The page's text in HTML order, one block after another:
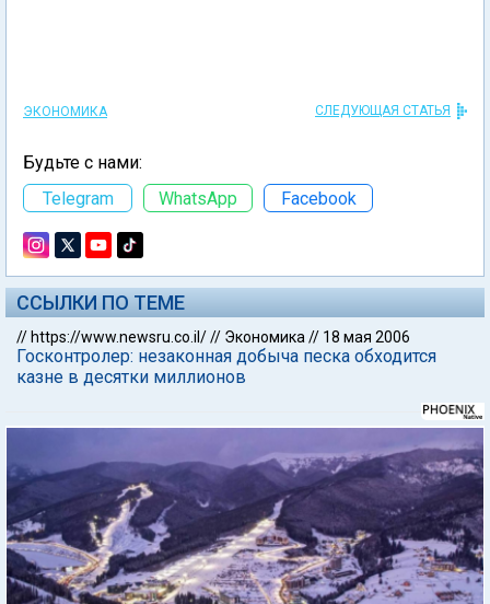
ЭКОНОМИКА СЛЕДУЮЩАЯ СТАТЬЯ
Будьте с нами:
Telegram
WhatsApp Facebook
ССЫЛКИ ПО ТЕМЕ
// https://www.newsru.co.il/// Экономика // 18 мая 2006
Госконтролер: незаконная добыча песка обходится
казне в десятки миллионов